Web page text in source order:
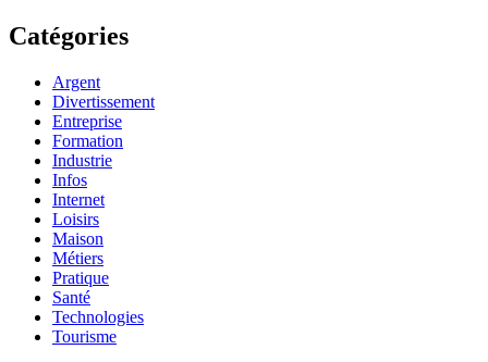
Catégories
Argent
Divertissement
Entreprise
Formation
Industrie
Infos
Internet
Loisirs
Maison
Métiers
Pratique
Santé
Technologies
Tourisme